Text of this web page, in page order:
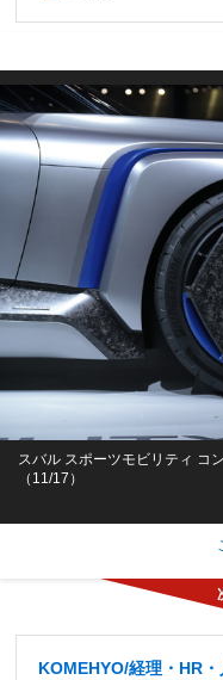
スバル スポーツモビリティ コ
（11/17）
KOMEHYO/経理・HR